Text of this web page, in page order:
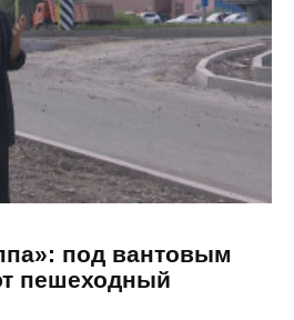
под вантовым
пешеходный